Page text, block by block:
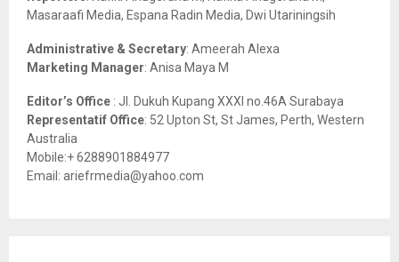
Masaraafi Media, Espana Radin Media, Dwi Utariningsih
Administrative & Secretary: Ameerah Alexa
Marketing Manager: Anisa Maya M
Editor’s Office : Jl. Dukuh Kupang XXXI no.46A Surabaya
Representatif Office: 52 Upton St, St James, Perth, Western
Australia
Mobile:+ 6288901884977
Email: ariefrmedia@yahoo.com